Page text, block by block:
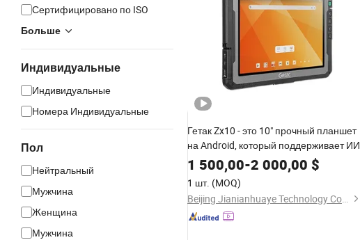
Сертифицировано по ISO
Больше
Индивидуальные
Индивидуальные
Номера Индивидуальные
Пол
Нейтральный
Мужчина
Женщина
Мужчина
Гетак Zx10 - это 10" прочный планшет
на Android, который поддерживает ИИ
1 500,00-2 000,00 $
1 шт. (MOQ)
Beijing Jianianhuaye Technology Co., Ltd